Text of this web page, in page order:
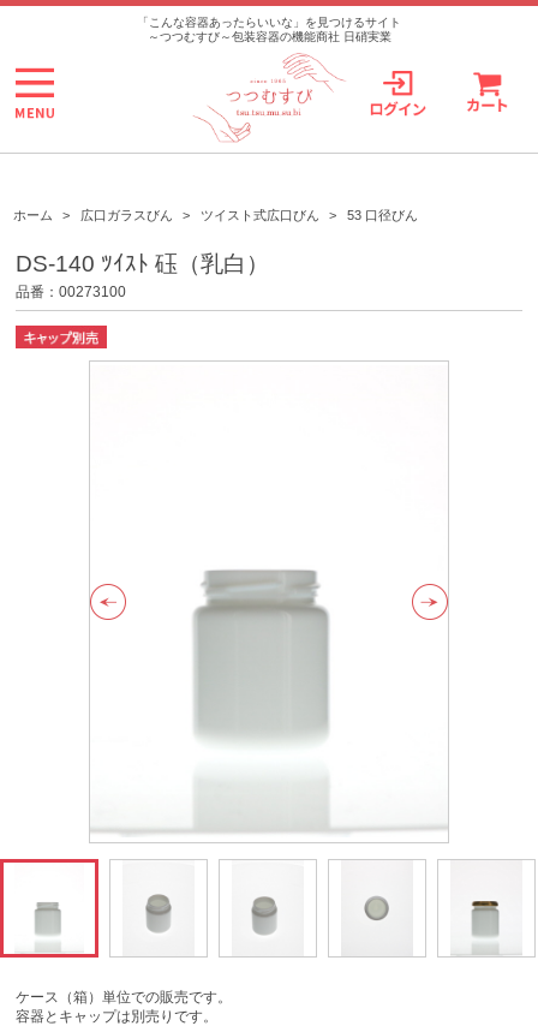
>
「こんな容器あったらいいな」を見つけるサイト
～つつむすび～包装容器の機能商社 日硝実業
ホーム > 広口ガラスびん > ツイスト式広口びん > 53 口径びん
DS-140 ﾂｲｽﾄ 砡（乳白）
品番：00273100
ケース（箱）単位での販売です。
容器とキャップは別売りです。